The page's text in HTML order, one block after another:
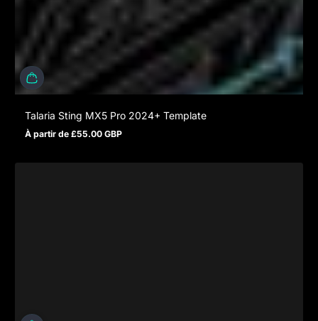
Talaria Sting MX5 Pro 2024+ Template
Prix normal
À partir de £55.00 GBP